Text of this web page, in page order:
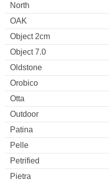
North
OAK
Object 2cm
Object 7.0
Oldstone
Orobico
Otta
Outdoor
Patina
Pelle
Petrified
Pietra